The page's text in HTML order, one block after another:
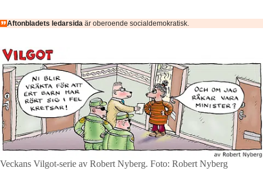
Aftonbladets ledarsida är oberoende socialdemokratisk.
Veckans Vilgot-serie av Robert Nyberg. Foto: Robert Nyberg